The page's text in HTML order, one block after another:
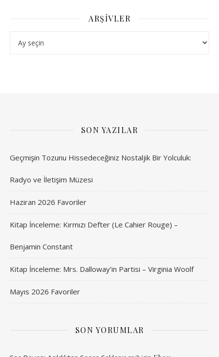
ARŞIVLER
SON YAZILAR
Geçmişin Tozunu Hissedeceğiniz Nostaljik Bir Yolculuk:
Radyo ve İletişim Müzesi
Haziran 2026 Favoriler
Kitap İnceleme: Kırmızı Defter (Le Cahier Rouge) –
Benjamin Constant
Kitap İnceleme: Mrs. Dalloway’in Partisi – Virginia Woolf
Mayıs 2026 Favoriler
SON YORUMLAR